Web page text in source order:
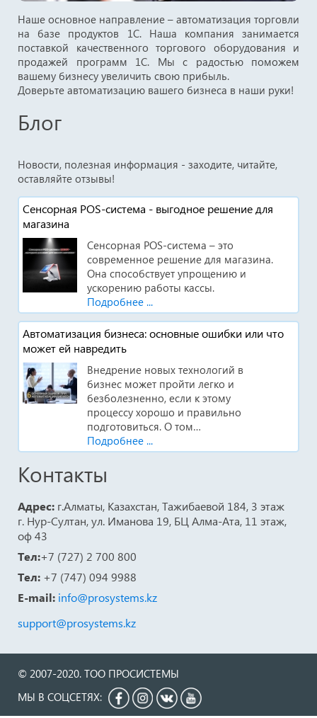
Наше основное направление – автоматизация торговли
на базе продуктов 1С. Наша компания занимается
поставкой качественного торгового оборудования и
продажей программ 1С. Мы с радостью поможем
вашему бизнесу увеличить свою прибыль.
Доверьте автоматизацию вашего бизнеса в наши руки!
Блог
Новости, полезная информация - заходите, читайте,
оставляйте отзывы!
Сенсорная POS-система - выгодное решение для
магазина
Сенсорная POS-система – это
современное решение для магазина.
Она способствует упрощению и
ускорению работы кассы.
Подробнее ...
Автоматизация бизнеса: основные ошибки или что
может ей навредить
Внедрение новых технологий в
бизнес может пройти легко и
безболезненно, если к этому
процессу хорошо и правильно
подготовиться. О том…
Подробнее ...
Контакты
Адрес: г.Алматы, Казахстан, Тажибаевой 184, 3 этаж
г. Нур-Султан, ул. Иманова 19, БЦ Алма-Ата, 11 этаж,
оф 43
Тел:+7 (727) 2 700 800
Тел: +7 (747) 094 9988
E-mail: info@prosystems.kz
support@prosystems.kz
© 2007-2020. ТОО ПРОСИСТЕМЫ
МЫ В СОЦСЕТЯХ: